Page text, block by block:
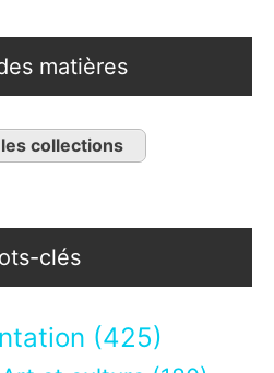
matières
collections
clés
(425)